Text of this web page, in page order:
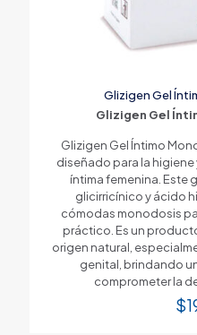
Glizigen Gel
Glizigen Gel
Glizigen Gel Íntimo
diseñado para la
íntima femenina. Este
glicirricínico y ácido
cómodas monodosis
práctico. Es un
origen natural,
genital, brindando
comprometer la
$